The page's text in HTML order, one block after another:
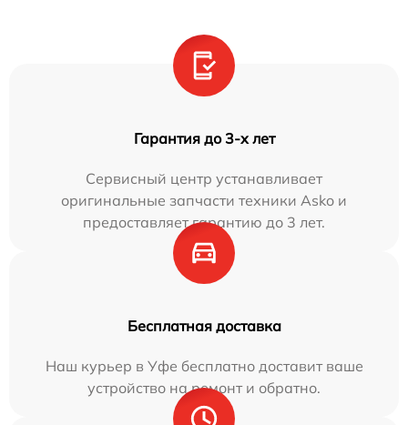
Гарантия до 3-х лет
Сервисный центр устанавливает
оригинальные запчасти техники Asko и
предоставляет гарантию до 3 лет.
Бесплатная доставка
Наш курьер в Уфе бесплатно доставит ваше
устройство на ремонт и обратно.